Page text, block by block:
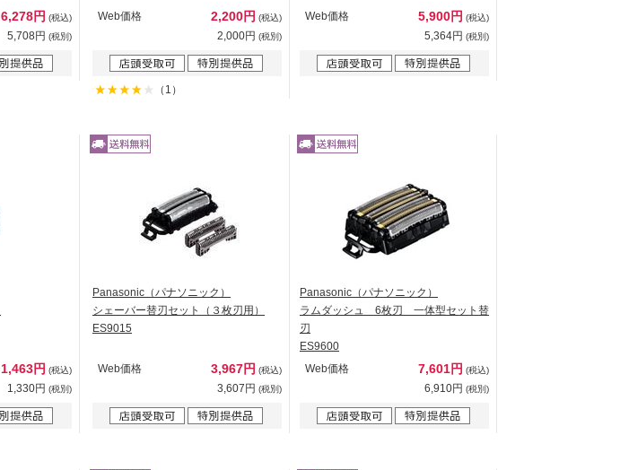
6,278円 (税込)
5,708円 (税別)
Web価格 2,200円 (税込)
2,000円 (税別)
（1）
Web価格 5,900円 (税込)
5,364円 (税別)
1,463円 (税込)
1,330円 (税別)
Panasonic（パナソニック）
シェーバー替刃セット（３枚刃用）
ES9015
Web価格 3,967円 (税込)
3,607円 (税別)
Panasonic（パナソニック）
ラムダッシュ 6枚刃 一体型セット替
刃
ES9600
Web価格
7,601円 (税込)
6,910円 (税別)